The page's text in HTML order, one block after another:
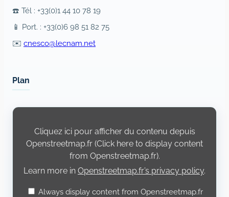
☎️ Tél : +33(0)1 44 10 78 19
📱 Port. : +33(0)6 98 51 82 75
✉️ cnesco@lecnam.net
Plan
Display
Openstreetmap.fr
Cliquez ici pour afficher du contenu depuis
Openstreetmap.fr (Click here to display content
from Openstreetmap.fr).
Learn more in Openstreetmap.fr’s privacy policy.
Always display content from Openstreetmap.fr